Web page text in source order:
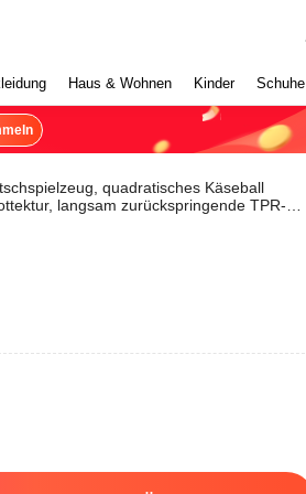
Haus & Wohnen Kinder Schuhe
quadratisches Käseball
langsam zurückspringende TPR-